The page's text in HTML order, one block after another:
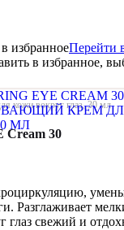
в избранноеПерейти
в избранное,
кожи вокруг глаз, 30 мл
Cream 30
Разглаживает
глаз свежий и